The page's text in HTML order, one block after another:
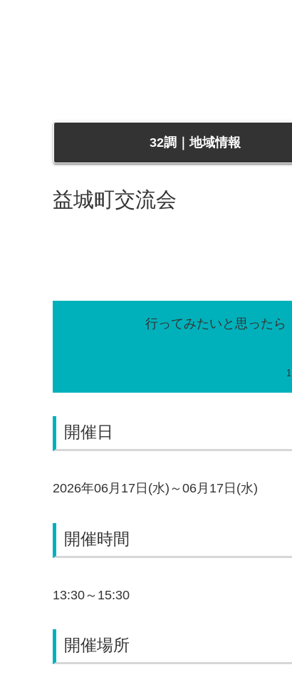
32調｜地域情報
益城町交流会
開催日
2026年06月17日(水)～06月17日(水)
開催時間
13:30～15:30
開催場所